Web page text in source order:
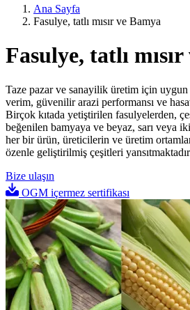
Ana Sayfa
Fasulye, tatlı mısır ve Bamya
Fasulye, tatlı
Taze pazar ve sanayilik üretim için
verim, güvenilir arazi performansı ve
Birçok kıtada yetiştirilen fasulyelerden,
beğenilen bamyaya ve beyaz, sarı veya
her bir ürün, üreticilerin ve üretim
özenle geliştirilmiş çeşitleri
Bize ulaşın
OGM içermez sertifikası